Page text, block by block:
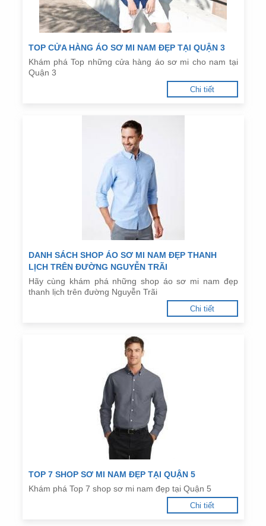
TOP CỬA HÀNG ÁO SƠ MI NAM ĐẸP TẠI QUẬN 3
Khám phá Top những cửa hàng áo sơ mi cho nam tại
Quận 3
Chi tiết
DANH SÁCH SHOP ÁO SƠ MI NAM ĐẸP THANH
LỊCH TRÊN ĐƯỜNG NGUYỄN TRÃI
Hãy cùng khám phá những shop áo sơ mi nam đẹp
thanh lịch trên đường Nguyễn Trãi
Chi tiết
TOP 7 SHOP SƠ MI NAM ĐẸP TẠI QUẬN 5
Khám phá Top 7 shop sơ mi nam đẹp tại Quận 5
Chi tiết